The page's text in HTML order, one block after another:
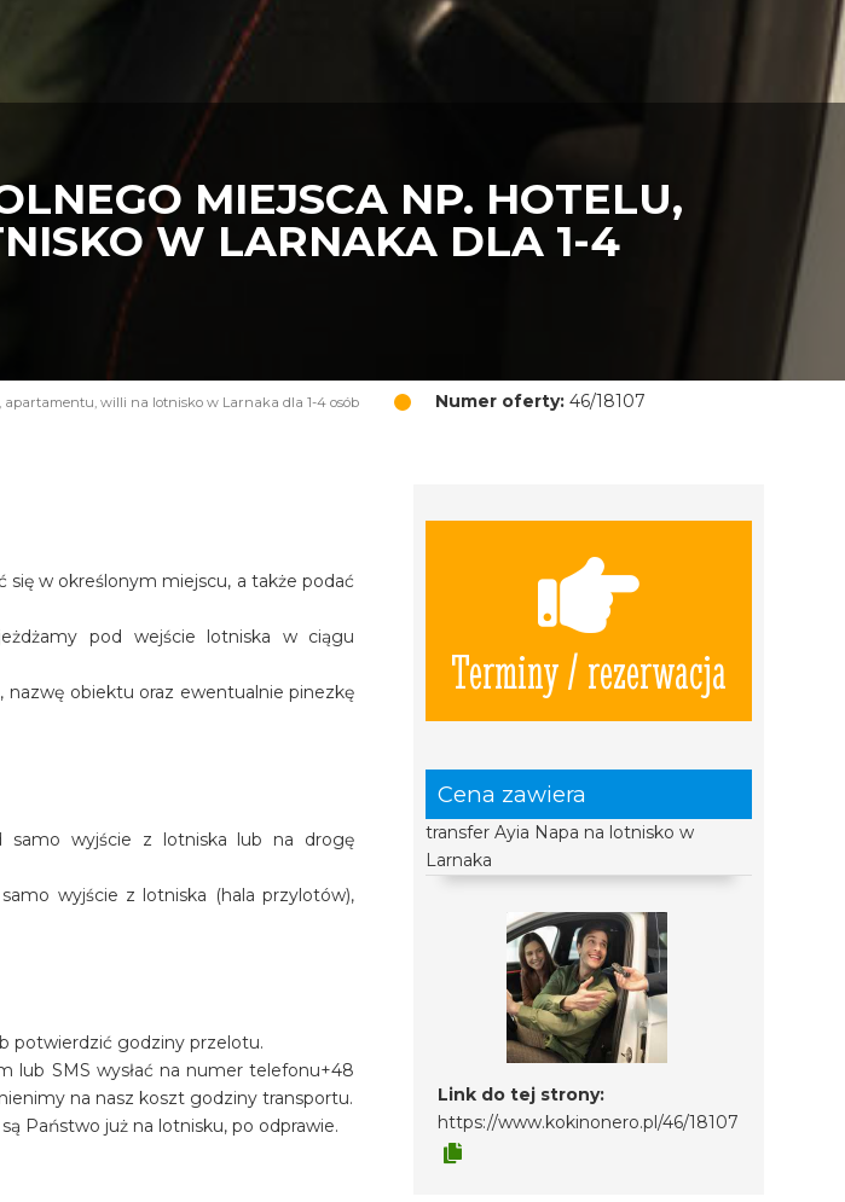
MIEJSCA NP. HOTELU,
W LARNAKA DLA 1-4
willi na lotnisko w Larnaka dla 1-4 osób Numer oferty: 46/18107
Terminy / rezerwacja
Cena zawiera
transfer Ayia Napa na lotnisko w
Larnaka
Link do tej strony:
https://www.kokinonero.pl/46/18107
w określonym miejscu, a także podać
pod wejście lotniska w ciągu
obiektu oraz ewentualnie pinezkę
samo wyjście z lotniska lub na drogę
wyjście z lotniska (hala przylotów),
potwierdzić godziny przelotu.
lub SMS wysłać na numer telefonu+48
na nasz koszt godziny transportu.
Państwo już na lotnisku, po odprawie.